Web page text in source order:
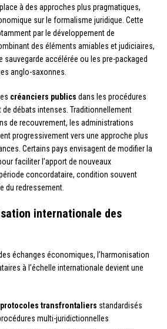
à des approches plus pragmatiques,
sur le formalisme juridique. Cette
par le développement de
des éléments amiables et judiciaires,
accélérée ou les pre-packaged
anglo-saxonnes.
créanciers publics dans les procédures
débats intenses. Traditionnellement
de recouvrement, les administrations
progressivement vers une approche plus
Certains pays envisagent de modifier la
faciliter l’apport de nouveaux
concordataire, condition souvent
du redressement.
internationale des
échanges économiques, l’harmonisation
à l’échelle internationale devient une
protocoles transfrontaliers standardisés
multi-juridictionnelles